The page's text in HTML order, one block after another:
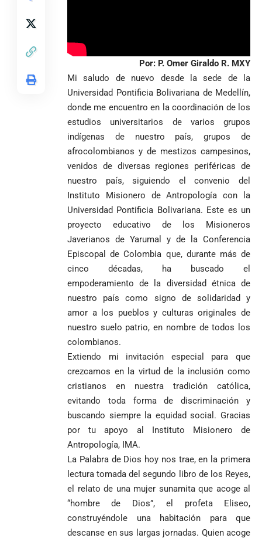
Por: P. Omer Giraldo R. MXY
Mi saludo de nuevo desde la sede de la
Universidad Pontificia Bolivariana de Medellín,
donde me encuentro en la coordinación de los
estudios universitarios de varios grupos
indígenas de nuestro país, grupos de
afrocolombianos y de mestizos campesinos,
venidos de diversas regiones periféricas de
nuestro país, siguiendo el convenio del
Instituto Misionero de Antropología con la
Universidad Pontificia Bolivariana. Este es un
proyecto educativo de los Misioneros
Javerianos de Yarumal y de la Conferencia
Episcopal de Colombia que, durante más de
cinco décadas, ha buscado el
empoderamiento de la diversidad étnica de
nuestro país como signo de solidaridad y
amor a los pueblos y culturas originales de
nuestro suelo patrio, en nombre de todos los
colombianos.
Extiendo mi invitación especial para que
crezcamos en la virtud de la inclusión como
cristianos en nuestra tradición católica,
evitando toda forma de discriminación y
buscando siempre la equidad social. Gracias
por tu apoyo al Instituto Misionero de
Antropología, IMA.
La Palabra de Dios hoy nos trae, en la primera
lectura tomada del segundo libro de los Reyes,
el relato de una mujer sunamita que acoge al
“hombre de Dios”, el profeta Eliseo,
construyéndole una habitación para que
descanse en sus largas jornadas. Quien acoge
Medellín
VER
MÁS
Caninos de la
Policía
frustran envío
de 20 kilos de
cocaína
ocultos en
encomienda
hacia Medellín
1
Fico Gutiérrez
denuncia
para asistir a
evento de
Petro en
marcha del 1
de mayo
Antioquia VER MÁS
legado del beato
Jesús Aníbal
Gómez a 90 años
de su martirio
El papa León XIV
nombra al padre
Diego Luis Rendón
Urrea como nuevo
obispo de Jericó
Más de 700
estudiantes
Política
VER
MÁS
Gustavo Petro
pide sacar a
Angie
Rodríguez tras
sus denuncias
de corrupción
y la llama
“Gran
Manipuladora”
Iván Cepeda
reconoce el
preconteo,
pero pide
impugnar
33.000 mesas
escrutinio
Deportes
VER
MÁS
Luis Díaz
desata
polémica y
divide las
redes por su
visita familiar
a Abelardo de
El golazo de
Cabo Verde
ante Argentina
es elegido el
mejor del
Mundial 2026
Columnistas VER
MÁS
La espada que
Petro usó para
MOTORES, LA
Iglesia VER MÁS
Tarso revive el
legado del beato
Jesús Aníbal
Gómez a 90 años
de su martirio
1
El papa León XIV
nombra al padre
Diego Luis Rendón
Urrea como nuevo
obispo de Jericó